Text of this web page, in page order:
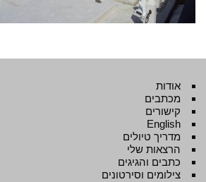
אודות
מכתבים
קישורים
English
מדריך טיולים
הרצאות שלי
כתבים והגיגים
צילומים וסירטונים